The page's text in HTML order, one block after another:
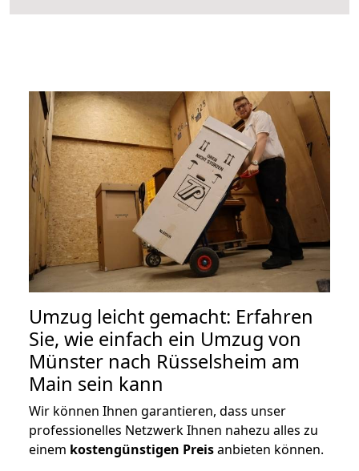
Umzug leicht gemacht: Erfahren
Sie, wie einfach ein Umzug von
Münster nach Rüsselsheim am
Main sein kann
Wir können Ihnen garantieren, dass unser
professionelles Netzwerk Ihnen nahezu alles zu
einem kostengünstigen Preisanbieten können.